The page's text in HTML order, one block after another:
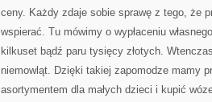
ceny. Każdy zdaje sobie sprawę z tego, że
wspierać. Tu mówimy o wypłaceniu
kilkuset bądź paru tysięcy złotych.
niemowląt. Dzięki takiej zapomodze mamy
asortymentem dla małych dzieci i kupić